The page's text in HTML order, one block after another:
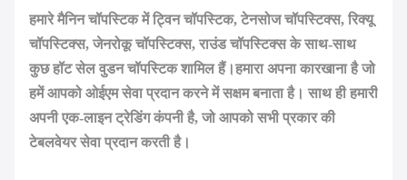
हमारे मैनिन चॉपस्टिक में ट्विन चॉपस्टिक, टेनसोज चॉपस्टिक्स, रिक्यू
चॉपस्टिक्स, जेनरोकू चॉपस्टिक्स, राउंड चॉपस्टिक्स के साथ-साथ
कुछ हॉट सेल वुडन चॉपस्टिक शामिल हैं।हमारा अपना कारखाना है जो
हमें आपको ओईएम सेवा प्रदान करने में सक्षम बनाता है। साथ ही हमारी
अपनी एक-लाइन ट्रेडिंग कंपनी है, जो आपको सभी प्रकार की
टेबलवेयर सेवा प्रदान करती है।